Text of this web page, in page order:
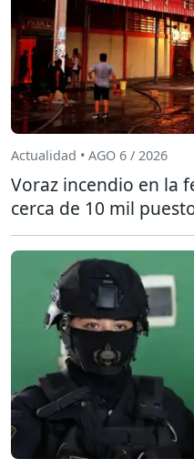
Actualidad • AGO 6 / 2026
Voraz incendio en la
cerca de 10 mil